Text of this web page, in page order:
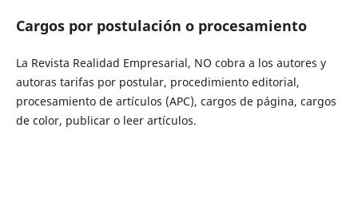
Cargos por postulación o procesamiento
La Revista Realidad Empresarial, NO cobra a los autores y
autoras tarifas por postular, procedimiento editorial,
procesamiento de artículos (APC), cargos de página, cargos
de color, publicar o leer artículos.